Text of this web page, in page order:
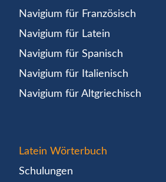
Navigium für Französisch
Navigium für Latein
Navigium für Spanisch
Navigium für Italienisch
Navigium für Altgriechisch
Latein Wörterbuch
Schulungen